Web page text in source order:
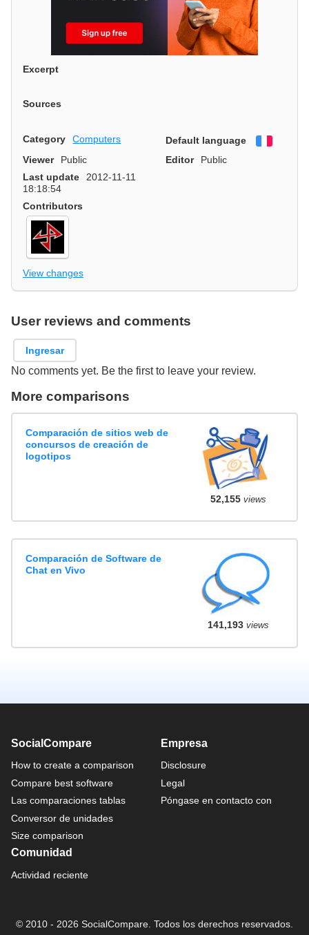
Excerpt
Sources
Category Computers Default language
Viewer
Public Editor
Public
Last update
2012-11-11
18:18:54
Contributors
View changes
User reviews and comments
Ingresar
No comments yet. Be the first to leave your review.
More comparisons
Comparación de sitios web de
concursos de creación de
logotipos
52,155views
Comparación de Software de
Chat en Vivo
141,193views
SocialCompare
How to create a comparison
Compare best software
Las comparaciones tablas
Conversor de unidades
Size comparison
Empresa
Disclosure
Legal
Póngase en contacto con
Comunidad
Actividad reciente
© 2010 - 2026 SocialCompare. Todos los derechos reservados.